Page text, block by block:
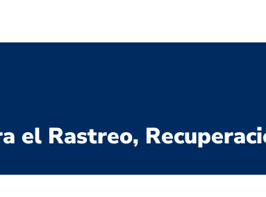
el Rastreo,